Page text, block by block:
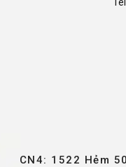
CN4: 1522 Hẻm